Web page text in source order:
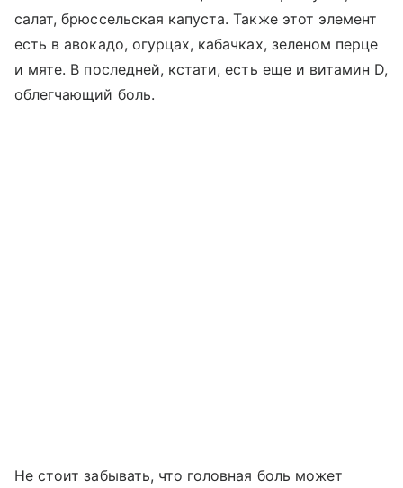
салат, брюссельская капуста. Также этот элемент
есть в авокадо, огурцах, кабачках, зеленом перце
и мяте. В последней, кстати, есть еще и витамин D,
облегчающий боль.
Не стоит забывать, что головная боль может